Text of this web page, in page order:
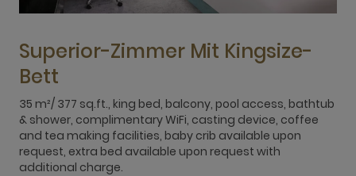
Superior-Zimmer Mit Kingsize-
Bett
35 m²/ 377 sq.ft., king bed, balcony, pool access, bathtub
& shower, complimentary WiFi, casting device, coffee
and tea making facilities, baby crib available upon
request, extra bed available upon request with
additional charge.